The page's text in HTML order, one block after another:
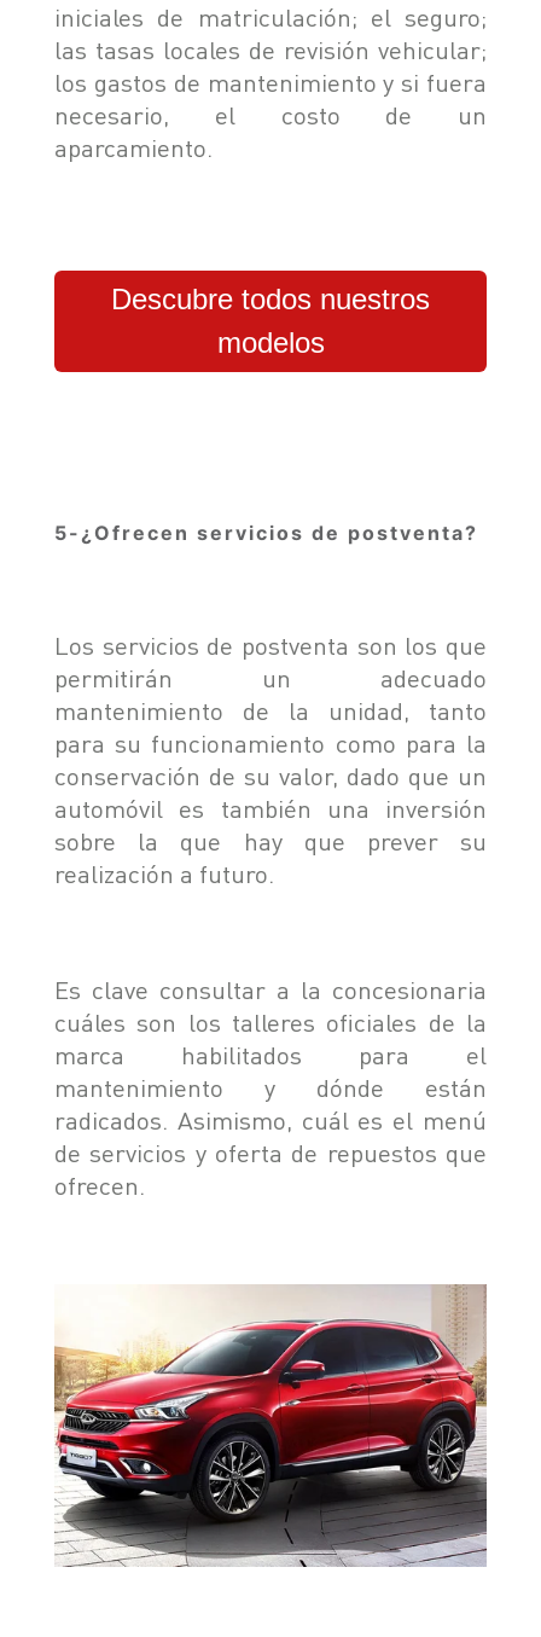
iniciales de matriculación; el seguro;
las tasas locales de revisión vehicular;
los gastos de mantenimiento y si fuera
necesario, el costo de un
aparcamiento.
Descubre todos nuestros
modelos
5-¿Ofrecen servicios de postventa?
Los servicios de postventa son los que
permitirán un adecuado
mantenimiento de la unidad, tanto
para su funcionamiento como para la
conservación de su valor, dado que un
automóvil es también una inversión
sobre la que hay que prever su
realización a futuro.
Es clave consultar a la concesionaria
cuáles son los talleres oficiales de la
marca habilitados para el
mantenimiento y dónde están
radicados. Asimismo, cuál es el menú
de servicios y oferta de repuestos que
ofrecen.